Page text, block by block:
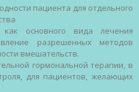
пациента для отдельного
основного вида
лечения
разрешенных
методов
вмешательств.
гормональной терапии, в
, для пациентов,желающих